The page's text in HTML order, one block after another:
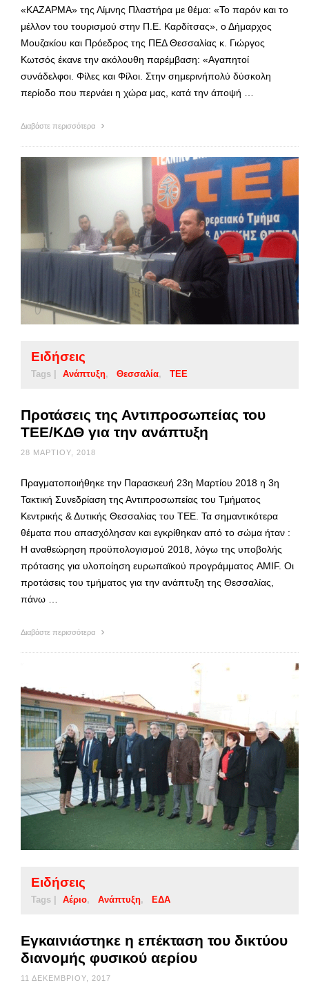
«ΚΑΖΑΡΜΑ» της Λίμνης Πλαστήρα με θέμα: «Το παρόν και το
μέλλον του τουρισμού στην Π.Ε. Καρδίτσας», ο Δήμαρχος
Μουζακίου και Πρόεδρος της ΠΕΔ Θεσσαλίας κ. Γιώργος
Κωτσός έκανε την ακόλουθη παρέμβαση: «Αγαπητοί
συνάδελφοι. Φίλες και Φίλοι. Στην σημερινήπολύ δύσκολη
περίοδο που περνάει η χώρα μας, κατά την άποψή …
Διαβάστε περισσότερα
Ειδήσεις
Tags | Ανάπτυξη Θεσσαλία ΤΕΕ
Προτάσεις της Αντιπροσωπείας του
ΤΕΕ/ΚΔΘ για την ανάπτυξη
28 ΜΑΡΤΊΟΥ, 2018
Πραγματοποιήθηκε την Παρασκευή 23η Μαρτίου 2018 η 3η
Τακτική Συνεδρίαση της Αντιπροσωπείας του Τμήματος
Κεντρικής & Δυτικής Θεσσαλίας του ΤΕΕ. Τα σημαντικότερα
θέματα που απασχόλησαν και εγκρίθηκαν από το σώμα ήταν :
Η αναθεώρηση προϋπολογισμού 2018, λόγω της υποβολής
πρότασης για υλοποίηση ευρωπαϊκού προγράμματος AMIF. Οι
προτάσεις του τμήματος για την ανάπτυξη της Θεσσαλίας,
πάνω …
Διαβάστε περισσότερα
Ειδήσεις
Tags | Αέριο Ανάπτυξη ΕΔΑ
Εγκαινιάστηκε η επέκταση του δικτύου
διανομής φυσικού αερίου
11 ΔΕΚΕΜΒΡΊΟΥ, 2017